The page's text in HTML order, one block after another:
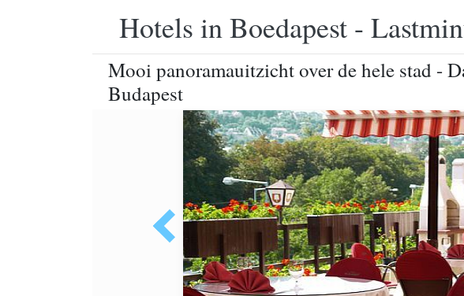
Hotels in Boedapest -
Mooi panoramauitzicht over de hele stad -
Budapest